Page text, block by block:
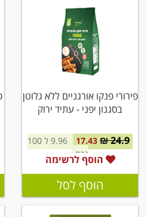
פירורי פנקו אורגניים ללא גלוטן
בסגנון יפני - עתיד ירוק
24.9 ₪
17.43
9.96 ל 100
גרם
הוסף לרשימה
הוסף לסל